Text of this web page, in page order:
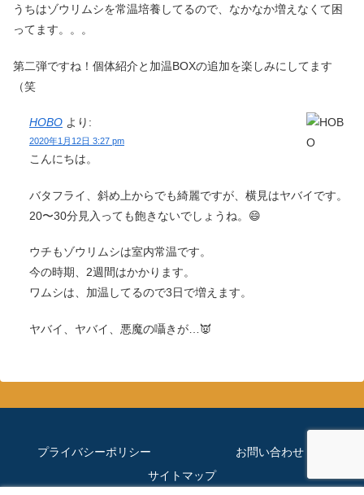
うちはゾウリムシを常温培養してるので、なかなか増えなくて困
ってます。。。
第二弾ですね！個体紹介と加温BOXの追加を楽しみにしてます
（笑
HOBO より:
2020年1月12日 3:27 pm
こんにちは。
バタフライ、斜め上からでも綺麗ですが、横見はヤバイです。
20〜30分見入っても飽きないでしょうね。😄
ウチもゾウリムシは室内常温です。
今の時期、2週間はかかります。
ワムシは、加温してるので3日で増えます。
ヤバイ、ヤバイ、悪魔の囁きが…👿
プライバシーポリシー
お問い合わせ
サイトマップ